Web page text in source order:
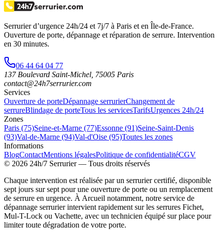
Serrurier d’urgence 24h/24 et 7j/7 à Paris et en Île-de-France.
Ouverture de porte, dépannage et réparation de serrure. Intervention
en 30 minutes.
06 44 64 04 77
137 Boulevard Saint-Michel 75005 Paris
contact@24h7serrurier.com
Services
Ouverture de porteDépannage serrurierChangement de
serrureBlindage de porteTous les servicesTarifsUrgences 24h/24
Zones
Paris (75)Seine-et-Marne (77)Essonne (91)Seine-Saint-Denis
(93)Val-de-Marne (94)Val-d'Oise (95)Toutes les zones
Informations
BlogContactMentions légalesPolitique de confidentialitéCGV
© 2026 24h/7 Serrurier— Tous droits réservés
Chaque intervention est réalisée par un serrurier certifié, disponible
sept jours sur sept pour une ouverture de porte ou un remplacement
de serrure en urgence. À Arcueil notamment, notre service de
dépannage serrurier intervient rapidement sur les serrures Fichet,
Mul-T-Lock ou Vachette, avec un technicien équipé sur place pour
limiter toute dégradation de votre porte.